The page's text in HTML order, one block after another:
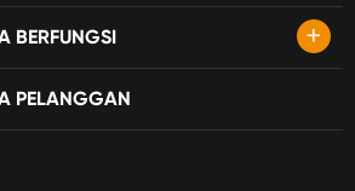
BERFUNGSI +
PELANGGAN